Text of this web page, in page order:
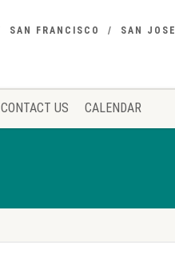
SAN FRANCISCO SAN JOSE
CONTACT US CALENDAR